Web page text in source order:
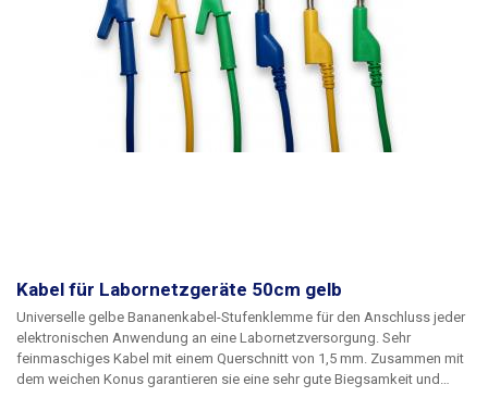
Kabel für Labornetzgeräte 50cm gelb
Universelle gelbe Bananenkabel-Stufenklemme für den Anschluss jeder
elektronischen Anwendung an eine Labornetzversorgung. Sehr
feinmaschiges Kabel mit einem Querschnitt von 1,5 mm. Zusammen mit
dem weichen Konus garantieren sie eine sehr gute Biegsamkeit und